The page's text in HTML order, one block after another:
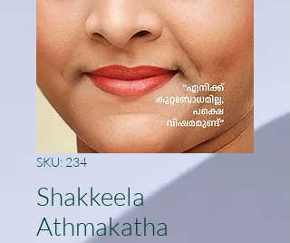
SKU: 234
Shakkeela
Athmakatha